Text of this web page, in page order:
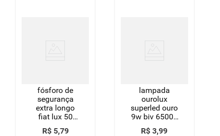
fósforo de
segurança
extra longo
fiat lux 50
unidades
R$ 5,79
lampada
ourolux
superled ouro
9w biv 6500k
R$ 3,99